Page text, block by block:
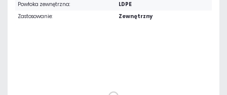
Powłoka zewnętrzna:
LDPE
Zastosowanie:
Zewnętrzny